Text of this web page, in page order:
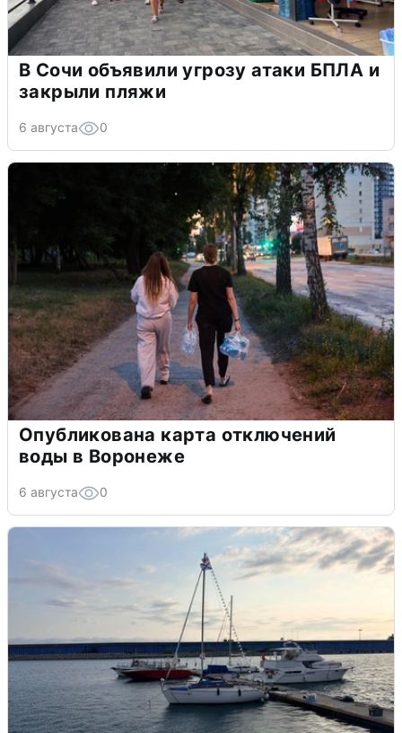
В Сочи объявили угрозу атаки БПЛА и
закрыли пляжи
6 августа 0
Опубликована карта отключений
воды в Воронеже
6 августа 0